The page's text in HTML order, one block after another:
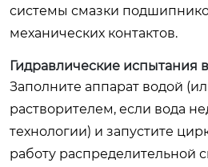
системы смазки
механических контактов.
Гидравлические испытания
Заполните аппарат водой
растворителем, если вода
технологии) и запустите
работу распределительной